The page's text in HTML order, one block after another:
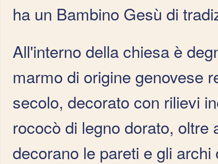
ha un Bambino Gesù di
All'interno della chiesa è
marmo di origine genovese
secolo, decorato con rilievi
rococò di legno dorato,
decorano le pareti e gli